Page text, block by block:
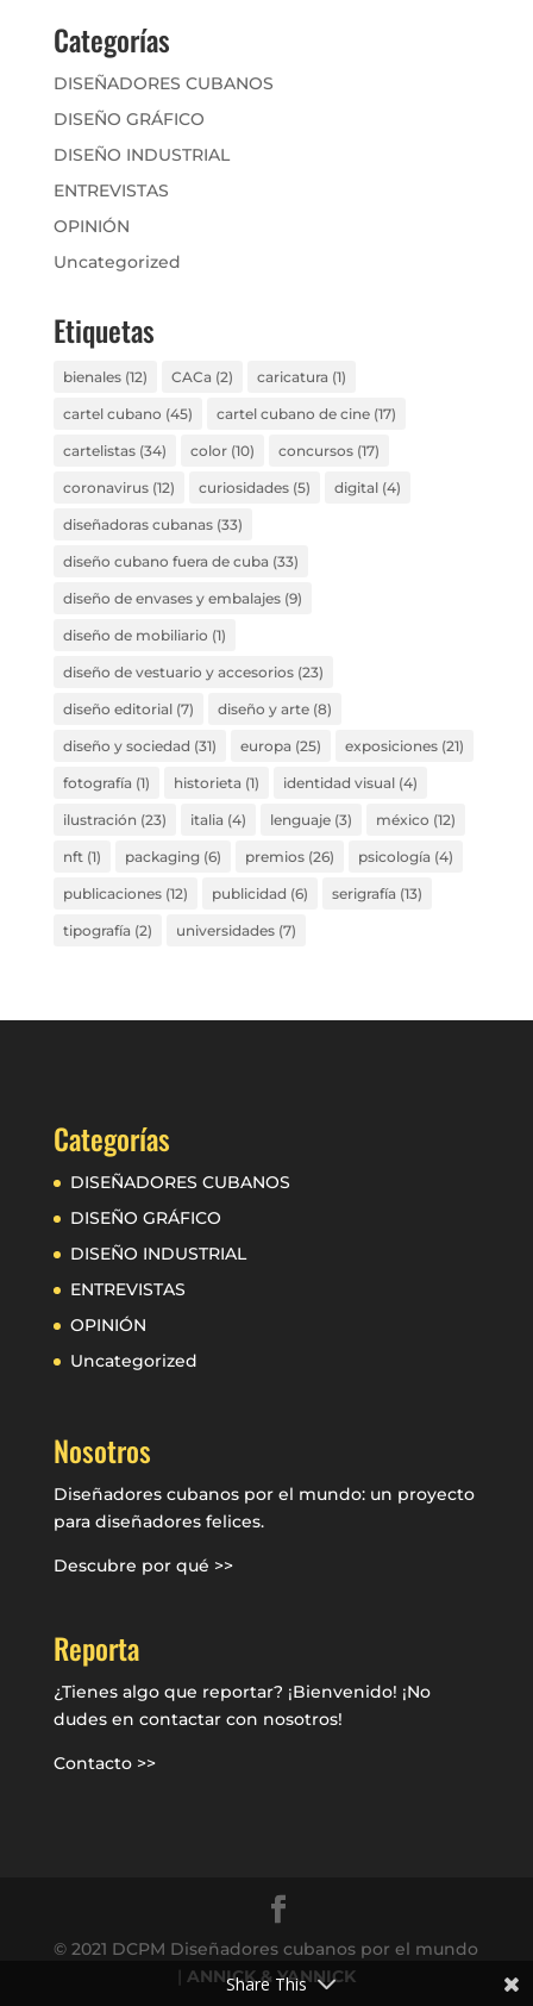
Categorías
DISEÑADORES CUBANOS
DISEÑO GRÁFICO
DISEÑO INDUSTRIAL
ENTREVISTAS
OPINIÓN
Uncategorized
Etiquetas
bienales(12) CACa (2) caricatura (1)
cartel cubano (45) cartel cubano de cine(17)
cartelistas(34) color(10) concursos(17)
coronavirus(12) curiosidades(5) digital(4)
diseñadoras cubanas(33)
diseño cubano fuera de cuba (33)
diseño de envases y embalajes(9)
diseño de mobiliario (1)
diseño de vestuario y accesorios(23)
diseño editorial(7) diseño y arte(8)
diseño y sociedad (31) europa (25) exposiciones(21)
fotografía (1) historieta (1) identidad visual(4)
ilustración (23) italia (4) lenguaje(3) méxico (12)
nft (1) packaging(6) premios(26) psicología (4)
publicaciones(12) publicidad (6) serigrafía (13)
tipografía (2) universidades(7)
Categorías
DISEÑADORES CUBANOS
DISEÑO GRÁFICO
DISEÑO INDUSTRIAL
ENTREVISTAS
OPINIÓN
Uncategorized
Nosotros
Diseñadores cubanos por el mundo: un proyecto
para diseñadores felices.
Descubre por qué >>
Reporta
¿Tienes algo que reportar? ¡Bienvenido! ¡No
dudes en contactar con nosotros!
Contacto >>
© 2021 DCPM Diseñadores cubanos por el mundo
| ANNICK & YANNICK
Share This